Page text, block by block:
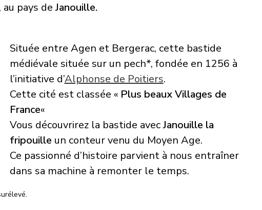
pays deJanouille.
Située entre Agen et Bergerac, cette bastide
médiévale située sur un pech*, fondée en 1256 à
l’initiative d’Alphonse de Poitiers.
Cette cité est classée « Plus beaux Villages de
France«
Vous découvrirez la bastide avecJanouille la
fripouille un conteur venu du Moyen Age.
Ce passionné d’histoire parvient à nous entraîner
dans sa machine à remonter le temps.